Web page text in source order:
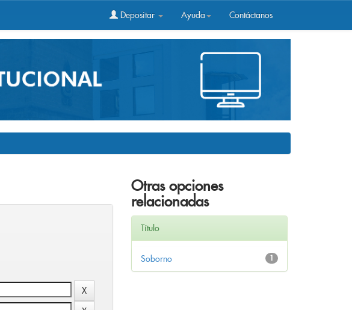
Depositar Ayuda Contáctanos
Otras opciones
relacionadas
Título
1
Soborno